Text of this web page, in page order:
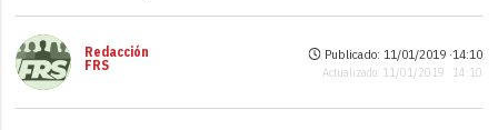
Redacción
FRS
Publicado: 11/01/2019 ·14:10
Actualizado: 11/01/2019 · 14:10